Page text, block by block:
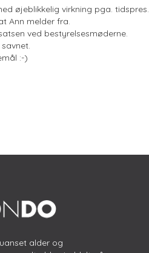
øjeblikkelig virkning pga. tidspres.
Ann melder fra.
ved bestyrelsesmøderne.
:-)
alder og